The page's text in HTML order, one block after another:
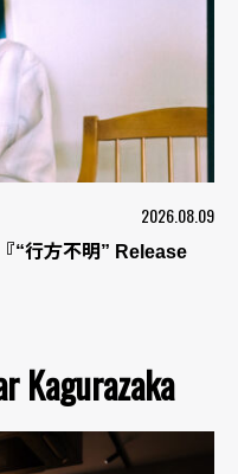
2026.08.09
“行方不明” Release
Kagurazaka